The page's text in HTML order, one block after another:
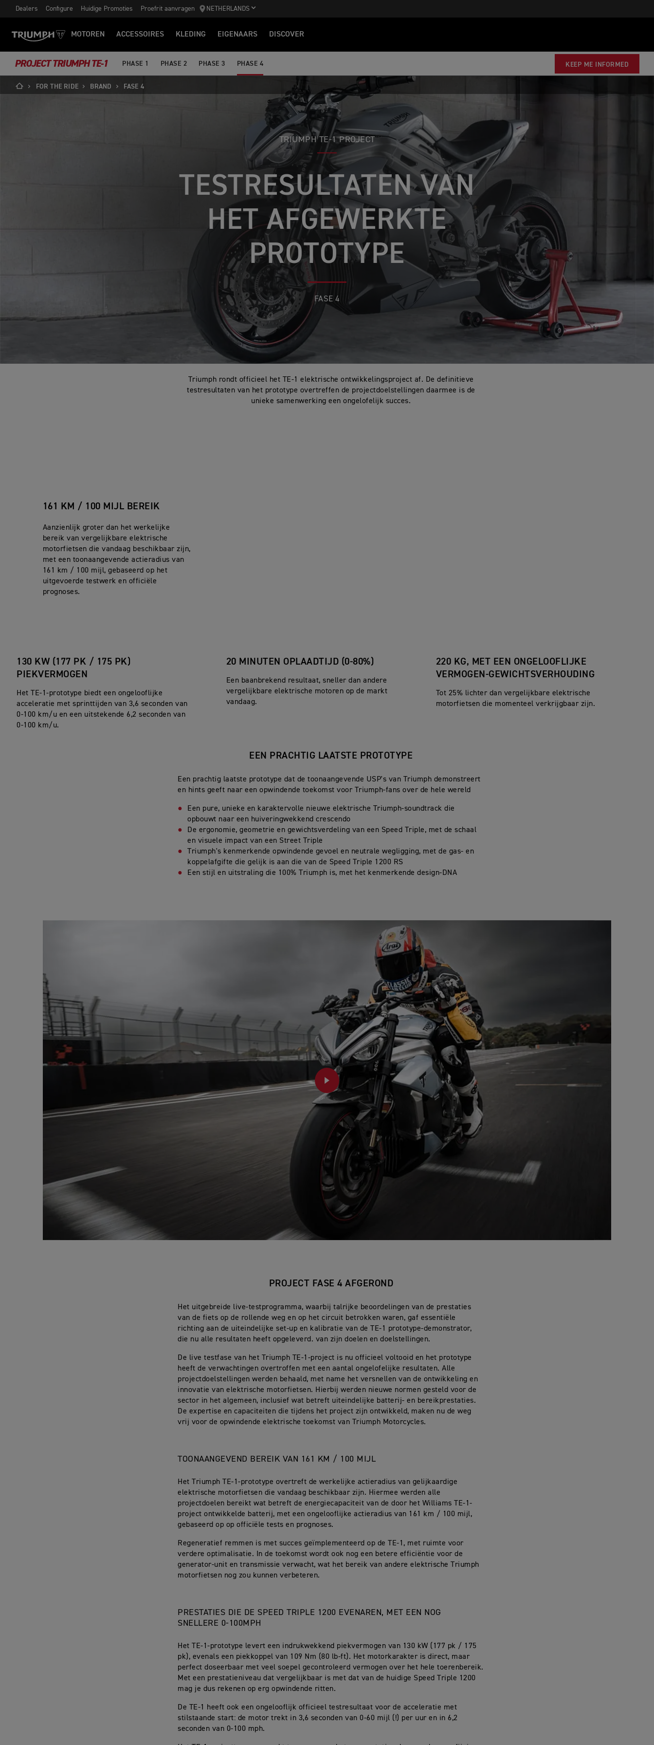
Dealers Configure Huidige Promoties Proefrit aanvragen NETHERLANDS
MOTOREN ACCESSOIRES KLEDING EIGENAARS DISCOVER
PROJECT TRIUMPH TE-1 PHASE 1 PHASE 2 PHASE 3 PHASE 4 KEEP ME INFORMED
FOR THE RIDE BRAND FASE 4
TRIUMPH TE-1 PROJECT
TESTRESULTATEN VAN
HET AFGEWERKTE
PROTOTYPE
FASE 4
Triumph rondt officieel het TE-1 elektrische ontwikkelingsproject af. De definitieve
testresultaten van het prototype overtreffen de projectdoelstellingen daarmee is de
unieke samenwerking een ongelofelijk succes.
161 KM / 100 MIJL BEREIK
Aanzienlijk groter dan het werkelijke
bereik van vergelijkbare elektrische
motorfietsen die vandaag beschikbaar zijn,
met een toonaangevende actieradius van
161 km / 100 mijl, gebaseerd op het
uitgevoerde testwerk en officiële
prognoses.
130 KW (177 PK / 175 PK)
PIEKVERMOGEN
Het TE-1-prototype biedt een ongelooflijke
acceleratie met sprinttijden van 3,6 seconden van
0-100 km/u en een uitstekende 6,2 seconden van
0-100 km/u.
20 MINUTEN OPLAADTIJD (0-80%)
Een baanbrekend resultaat, sneller dan andere
vergelijkbare elektrische motoren op de markt
vandaag.
220 KG, MET EEN ONGELOOFLIJKE
VERMOGEN-GEWICHTSVERHOUDING
Tot 25% lichter dan vergelijkbare elektrische
motorfietsen die momenteel verkrijgbaar zijn.
EEN PRACHTIG LAATSTE PROTOTYPE
Een prachtig laatste prototype dat de toonaangevende USP's van Triumph demonstreert
en hints geeft naar een opwindende toekomst voor Triumph-fans over de hele wereld
Een pure, unieke en karaktervolle nieuwe elektrische Triumph-soundtrack die
opbouwt naar een huiveringwekkend crescendo
De ergonomie, geometrie en gewichtsverdeling van een Speed Triple, met de schaal
en visuele impact van een Street Triple
Triumph's kenmerkende opwindende gevoel en neutrale wegligging, met de gas- en
koppelafgifte die gelijk is aan die van de Speed Triple 1200 RS
Een stijl en uitstraling die 100% Triumph is, met het kenmerkende design-DNA
PLAY
PROJECT FASE 4 AFGEROND
Het uitgebreide live-testprogramma, waarbij talrijke beoordelingen van de prestaties
van de fiets op de rollende weg en op het circuit betrokken waren, gaf essentiële
richting aan de uiteindelijke set-up en kalibratie van de TE-1 prototype-demonstrator,
die nu alle resultaten heeft opgeleverd. van zijn doelen en doelstellingen.
De live testfase van het Triumph TE-1-project is nu officieel voltooid en het prototype
heeft de verwachtingen overtroffen met een aantal ongelofelijke resultaten. Alle
projectdoelstellingen werden behaald, met name het versnellen van de ontwikkeling en
innovatie van elektrische motorfietsen. Hierbij werden nieuwe normen gesteld voor de
sector in het algemeen, inclusief wat betreft uiteindelijke batterij- en bereikprestaties.
De expertise en capaciteiten die tijdens het project zijn ontwikkeld, maken nu de weg
vrij voor de opwindende elektrische toekomst van Triumph Motorcycles.
TOONAANGEVEND BEREIK VAN 161 KM / 100 MIJL
Het Triumph TE-1-prototype overtreft de werkelijke actieradius van gelijkaardige
elektrische motorfietsen die vandaag beschikbaar zijn. Hiermee werden alle
projectdoelen bereikt wat betreft de energiecapaciteit van de door het Williams TE-1-
project ontwikkelde batterij, met een ongelooflijke actieradius van 161 km / 100 mijl,
gebaseerd op op officiële tests en prognoses.
Regeneratief remmen is met succes geïmplementeerd op de TE-1, met ruimte voor
verdere optimalisatie. In de toekomst wordt ook nog een betere efficiëntie voor de
generator-unit en transmissie verwacht, wat het bereik van andere elektrische Triumph
motorfietsen nog zou kunnen verbeteren.
PRESTATIES DIE DE SPEED TRIPLE 1200 EVENAREN, MET EEN NOG
SNELLERE 0-100MPH
Het TE-1-prototype levert een indrukwekkend piekvermogen van 130 kW (177 pk / 175
pk), evenals een piekkoppel van 109 Nm (80 lb-ft). Het motorkarakter is direct, maar
perfect doseerbaar met veel soepel gecontroleerd vermogen over het hele toerenbereik.
Met een prestatieniveau dat vergelijkbaar is met dat van de huidige Speed Triple 1200
mag je dus rekenen op erg opwindende ritten.
De TE-1 heeft ook een ongelooflijk officieel testresultaat voor de acceleratie met
stilstaande start: de motor trekt in 3,6 seconden van 0-60 mijl (!) per uur en in 6,2
seconden van 0-100 mph.